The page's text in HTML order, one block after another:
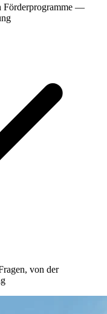
Förderprogramme —
von der